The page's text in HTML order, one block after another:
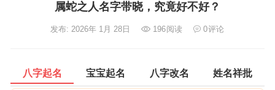
属蛇之人名字带晓，究竟好不好？
发布: 2026年 1月 28日 196阅读 0评论
八字起名 宝宝起名 八字改名 姓名祥批